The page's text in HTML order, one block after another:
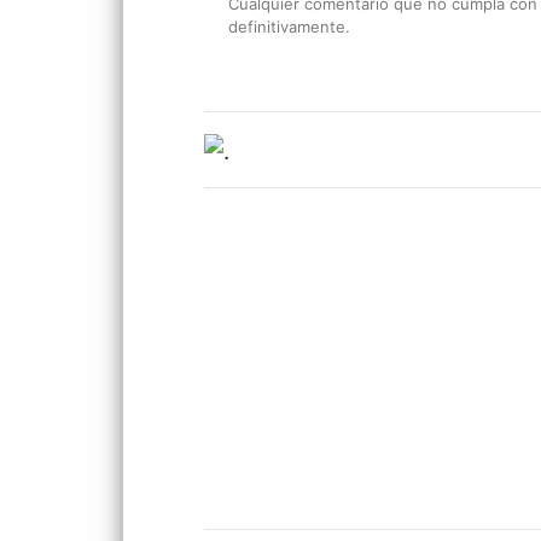
Cualquier comentario que no cumpla
definitivamente.